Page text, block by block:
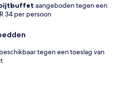
aangeboden tegen een
34 per persoon
tegen een toeslag van